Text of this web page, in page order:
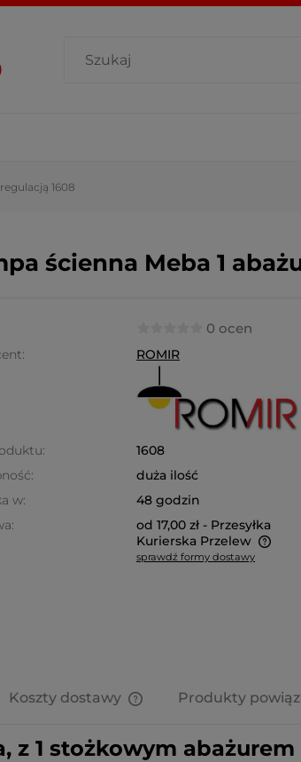
1608
ścienna Meba 1
0 ocen
ROMIR
1608
duża ilość
w:
48 godzin
od 17,00 zł - Przesyłka
Kurierska Przelew
sprawdź formy dostawy
Koszty dostawy
Cena nie zawiera
kosztów płatności
Produkty
1 stożkowym abażurem